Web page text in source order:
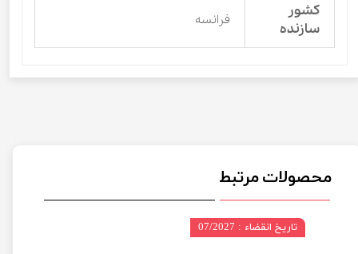
کشور
سازنده
فرانسه
محصولات مرتبط
تاریخ انقضاء : 07/2027